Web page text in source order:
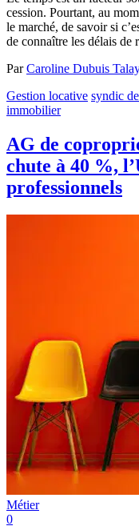
cession. Pourtant, au
le marché, de savoir si
de connaître les délais de
ParCaroline Dubuis
Gestion locative syndic
immobilier
AG de
chute à 40 %,
professionnels
Métier
0